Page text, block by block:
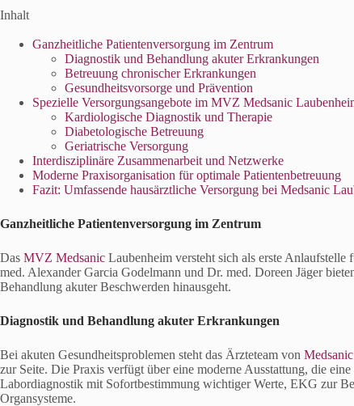
Inhalt
Ganzheitliche Patientenversorgung im Zentrum
Diagnostik und Behandlung akuter Erkrankungen
Betreuung chronischer Erkrankungen
Gesundheitsvorsorge und Prävention
Spezielle Versorgungsangebote im MVZ Medsanic
Kardiologische Diagnostik und Therapie
Diabetologische Betreuung
Geriatrische Versorgung
Interdisziplinäre Zusammenarbeit und Netzwerke
Moderne Praxisorganisation für optimale Patientenbetreuung
Fazit: Umfassende hausärztliche Versorgung bei Medsanic
Ganzheitliche Patientenversorgung im Zentrum
Das MVZ Medsanic Laubenheim versteht sich als erste
med. Alexander Garcia Godelmann und Dr. med. Doreen Jäger
Behandlung akuter Beschwerden hinausgeht.
Diagnostik und Behandlung akuter Erkrankungen
Bei akuten Gesundheitsproblemen steht das Ärzteteam von
zur Seite. Die Praxis verfügt über eine moderne Ausstattung, die
Labordiagnostik mit Sofortbestimmung wichtiger Werte, EKG zur
Organsysteme.